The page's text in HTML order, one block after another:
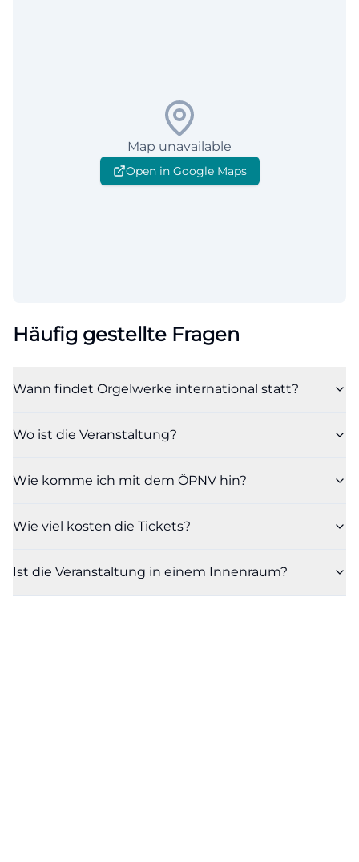
Map unavailable
Open in Google Maps
Häufig gestellte Fragen
Wann findet Orgelwerke international statt?
Wo ist die Veranstaltung?
Wie komme ich mit dem ÖPNV hin?
Wie viel kosten die Tickets?
Ist die Veranstaltung in einem Innenraum?